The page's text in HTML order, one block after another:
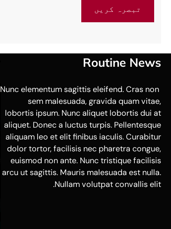
Routine News
Nunc elementum sagittis eleifend. Cras non
sem malesuada, gravida quam vitae,
lobortis ipsum. Nunc aliquet lobortis dui at
aliquet. Donec a luctus turpis. Pellentesque
aliquam leo et elit finibus iaculis. Curabitur
dolor tortor, facilisis nec pharetra congue,
euismod non ante. Nunc tristique facilisis
arcu ut sagittis. Mauris malesuada est nulla.
Nullam volutpat convallis elit.